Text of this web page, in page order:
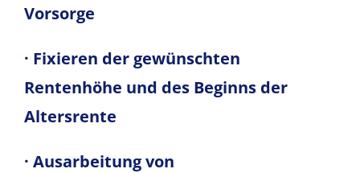
Vorsorge
· Fixieren der gewünschten
Rentenhöhe und des Beginns der
Altersrente
· Ausarbeitung von